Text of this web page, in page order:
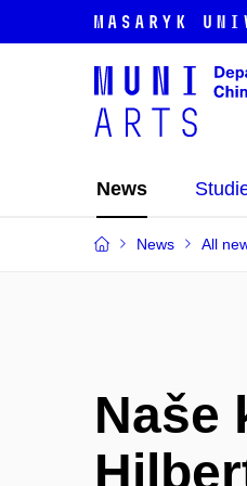
News
News All
Naše